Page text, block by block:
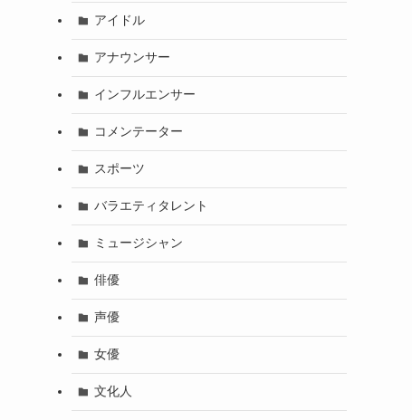
アイドル
アナウンサー
インフルエンサー
コメンテーター
スポーツ
バラエティタレント
ミュージシャン
俳優
声優
女優
文化人